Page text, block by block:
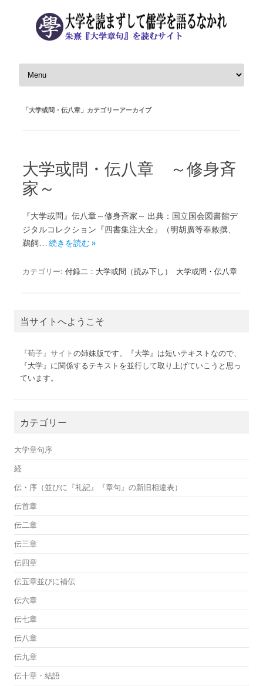
コンテンツへスキップ
「大学或問・伝八章 」カテゴリーアーカイブ
大学或問・伝八章 ～修身斉
家～
『大学或問』伝八章～修身斉家～ 出典：国立国会図書館デ
ジタルコレクション『四書集注大全』（明胡廣等奉敕撰、
鵜飼… 続きを読む »
カテゴリー: 付録二：大学或問（読み下し） 大学或問・伝八章
当サイトへようこそ
『荀子』サイト の姉妹版です。『大学』は短いテキストなので、
『大学』に関係するテキストを並行して取り上げていこうと思っ
ています。
カテゴリー
大学章句序
経
伝・序（並びに『礼記』『章句』の新旧相違表）
伝首章
伝二章
伝三章
伝四章
伝五章並びに補伝
伝六章
伝七章
伝八章
伝九章
伝十章・結語